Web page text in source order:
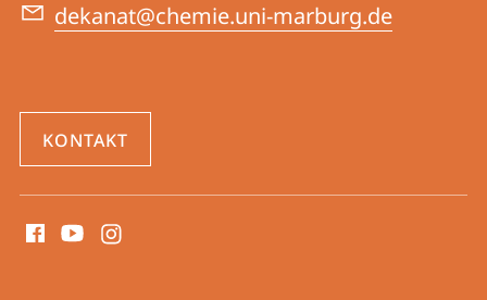
dekanat@chemie.uni-marburg.de
KONTAKT
Media